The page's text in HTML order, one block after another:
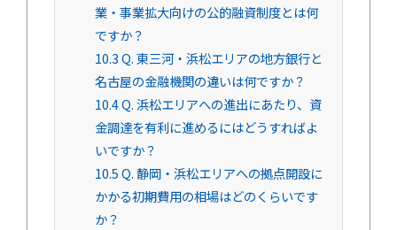
業・事業拡大向けの公的融資制度とは何
ですか？
10.3Q. 東三河・浜松エリアの地方銀行と
名古屋の金融機関の違いは何ですか？
10.4Q. 浜松エリアへの進出にあたり、資
金調達を有利に進めるにはどうすればよ
いですか？
10.5Q. 静岡・浜松エリアへの拠点開設に
かかる初期費用の相場はどのくらいです
か？